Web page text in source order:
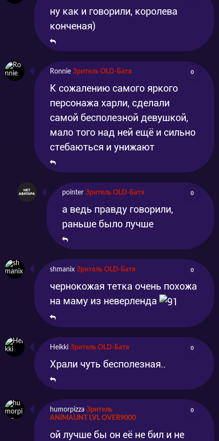
ну как и говорили, королева
конченая)
Ronnie Зритель OLD-Батя 0
К сожалению самого яркого
персонажа харли, сделали
самой бесполезной девушкой,
мало того над ней ещё и сильно
стебаються и унижают
pointer Зритель OLD-Батя 0
а ведь правду говорили,
раньше было лучше
shmanix Зритель OLD-Батя 0
чернокожая тетка очень похожа
на маму из неверленда
Heikki Зритель OLD-Батя 0
Храли чуть бесполезная..
humorpizza Зритель
ANIMAUNT LVL OVER9000
0
ой лучше бы он её не бил и не